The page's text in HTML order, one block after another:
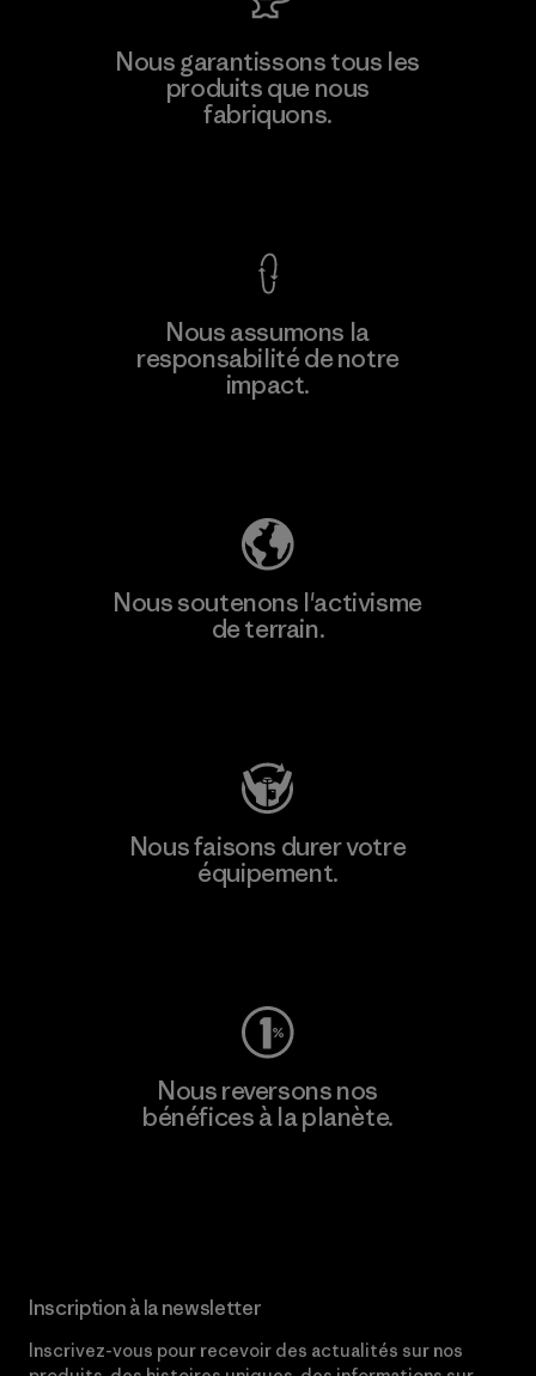
plus
MAS Active (Pvt) Ltd. - Asialine
Nous garantissons tous les
produits que nous
fabriquons.
Nous assumons la
responsabilité de notre
impact.
Nous soutenons l'activisme
de terrain.
Nous faisons durer votre
équipement.
Nous reversons nos
bénéfices à la planète.
Inscription à la newsletter
Inscrivez-vous pour recevoir des actualités sur nos